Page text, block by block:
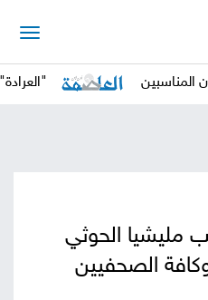
الرئيسية
وتحليلات
حقوق
"العرادة" يدعو
مليشيا الحوثي
الصحفيين